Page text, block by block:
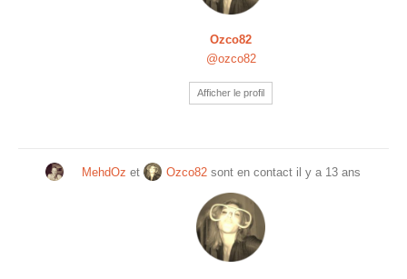
Ozco82
@ozco82
Afficher le profil
MehdOz et Ozco82 sont en contact il y a 13 ans